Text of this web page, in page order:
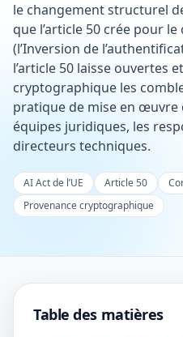
le changement structurel
que l’article 50 crée pour
(l’Inversion de
l’article 50 laisse ouvertes
cryptographique les
pratique de mise en œuvre
équipes juridiques, les
directeurs techniques.
AI Act de l’UE Article 50
Provenance cryptographique
Table des matières